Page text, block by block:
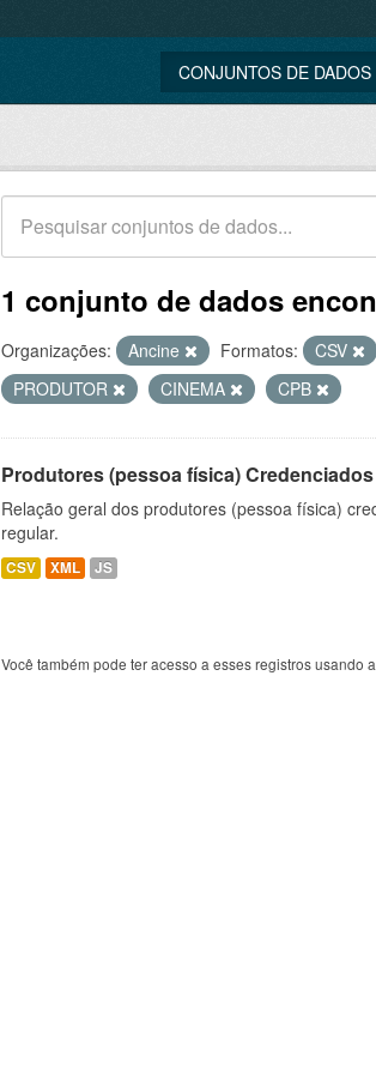
CONJUNTOS DE DADOS
1 conjunto de dados
Organizações: Ancine Formatos: CSV
PRODUTOR
CINEMA CPB
Produtores (pessoa física)
Relação geral dos produtores (pessoa física)
regular.
CSV XML JS
Você também pode ter acesso a esses registros usando a